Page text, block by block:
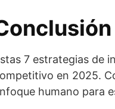
7 estrategias de
en 2025.
humano para